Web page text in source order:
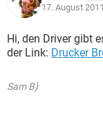
17. August
Hi, den Driver gibt
der Link: Drucker
Sam B)